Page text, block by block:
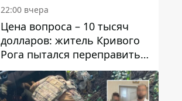
22:00 вчера
Цена вопроса – 10 тысяч
долларов: житель Кривого
Рога пытался переправить
мужчину в Словакию